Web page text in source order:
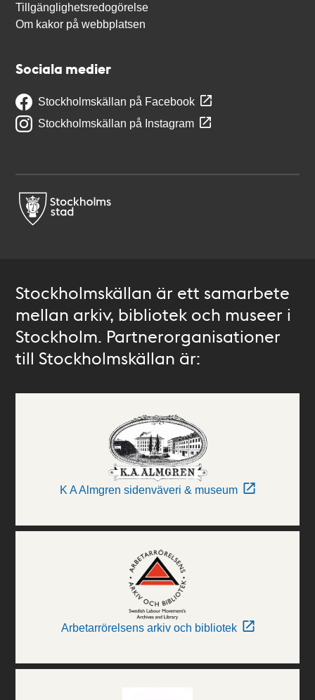
Tillgänglighetsredogörelse
Om kakor på webbplatsen
Sociala medier
Stockholmskällan på Facebook
Stockholmskällan på Instagram
Stockholmskällan är ett samarbete
mellan arkiv, bibliotek och museer i
Stockholm. Partnerorganisationer
till Stockholmskällan är:
K A Almgren sidenväveri & museum
Arbetarrörelsens arkiv och bibliotek